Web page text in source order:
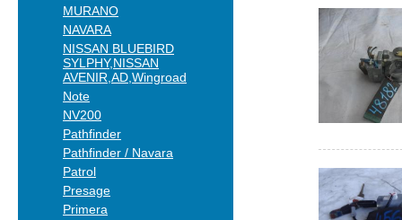
MURANO
NAVARA
NISSAN BLUEBIRD
SYLPHY,NISSAN
AVENIR,AD,Wingroad
Note
NV200
Pathfinder
Pathfinder / Navara
Patrol
Presage
Primera